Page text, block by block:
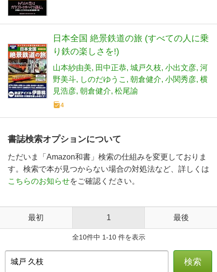
日本全国 絶景鉄道の旅 (すべての人に乗
り鉄の楽しさを!)
山本紗由美 田中正恭 城戸久枝 小出文彦 河
野美斗
しのだゆうこ 朝倉健介 小関秀彦 横
見浩彦 朝倉健介 松尾諭
4
書誌検索オプションについて
ただいま「Amazon和書」検索の仕組みを変更しておりま
す。検索で本が見つからない場合の対処法など、詳しくは
こちらのお知らせをご確認ください。
最初 1 最後
全10件中 1-10 件を表示
検索